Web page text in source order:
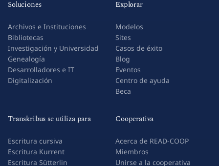
Soluciones
Archivos e Instituciones
Bibliotecas
Investigación y Universidad
Genealogía
Desarrolladores e IT
Digitalización
Explorar
Modelos
Sites
Casos de éxito
Blog
Eventos
Centro de ayuda
Beca
Transkribus se utiliza para
Escritura cursiva
Escritura Kurrent
Escritura Sütterlin
Cooperativa
Acerca de READ-COOP
Miembros
Unirse a la cooperativa